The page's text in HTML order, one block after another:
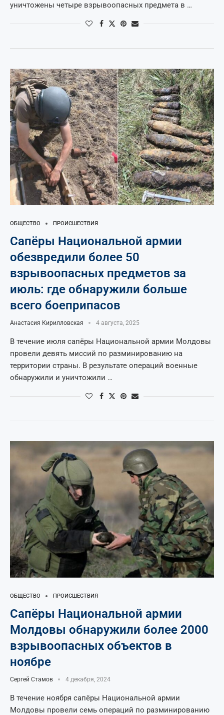
уничтожены четыре взрывоопасных предмета в …
ОБЩЕСТВО ПРОИСШЕСТВИЯ
Сапёры Национальной армии
обезвредили более 50
взрывоопасных предметов за
июль: где обнаружили больше
всего боеприпасов
Анастасия Кирилловская 4 августа, 2025
В течение июля сапёры Национальной армии Молдовы
провели девять миссий по разминированию на
территории страны. В результате операций военные
обнаружили и уничтожили …
ОБЩЕСТВО ПРОИСШЕСТВИЯ
Сапёры Национальной армии
Молдовы обнаружили более 2000
взрывоопасных объектов в
ноябре
Сергей Стамов 4 декабря, 2024
В течение ноября сапёры Национальной армии
Молдовы провели семь операций по разминированию